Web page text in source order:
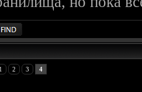
1 2 3 4